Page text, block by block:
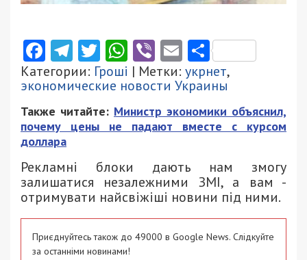
Facebook
Telegram
Twitter
WhatsApp
ViberEmail
Категории: Гроші | Метки: укрнет,
экономические новости Украины
Также читайте: Министр экономики объяснил,
почему цены не падают вместе с курсом
доллара
Рекламні блоки дають нам змогу
залишатися незалежними ЗМІ, а вам -
отримувати найсвіжіші новини під ними.
Приєднуйтесь також до 49000 в Google News. Слідкуйте
за останніми новинами!